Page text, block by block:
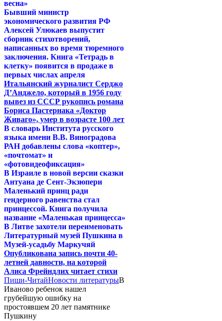
весна»
Бывший министр
экономического развития РФ
Алексей Улюкаев выпустит
сборник стихотворений,
написанных во время тюремного
заключения. Книга «Тетрадь в
клетку» появится в продаже в
первых числах апреля
Итальянский журналист Серджо
Д’Анджело, который в 1956 году
вывез из СССР рукопись романа
Бориса Пастернака «Доктор
Живаго», умер в возрасте 100 лет
В словарь Института русского
языка имени В.В. Виноградова
РАН добавлены слова «коптер»,
«почтомат» и
«фотовидеофиксация»
В Израиле в новой версии сказки
Антуана де Сент-Экзюпери
Маленький принц ради
гендерного равенства стал
принцессой. Книга получила
название «Маленькая принцесса»
В Литве захотели переименовать
Литературный музей Пушкина в
Музей-усадьбу Маркучяй
Опубликована запись почти 40-
летней давности, на которой
Алиса Фрейндлих читает стихи
Пиши-ЧитайНовости литературыВ
Иваново ребенок нашел
грубейшую ошибку на
простоявшем 20 лет памятнике
Пушкину